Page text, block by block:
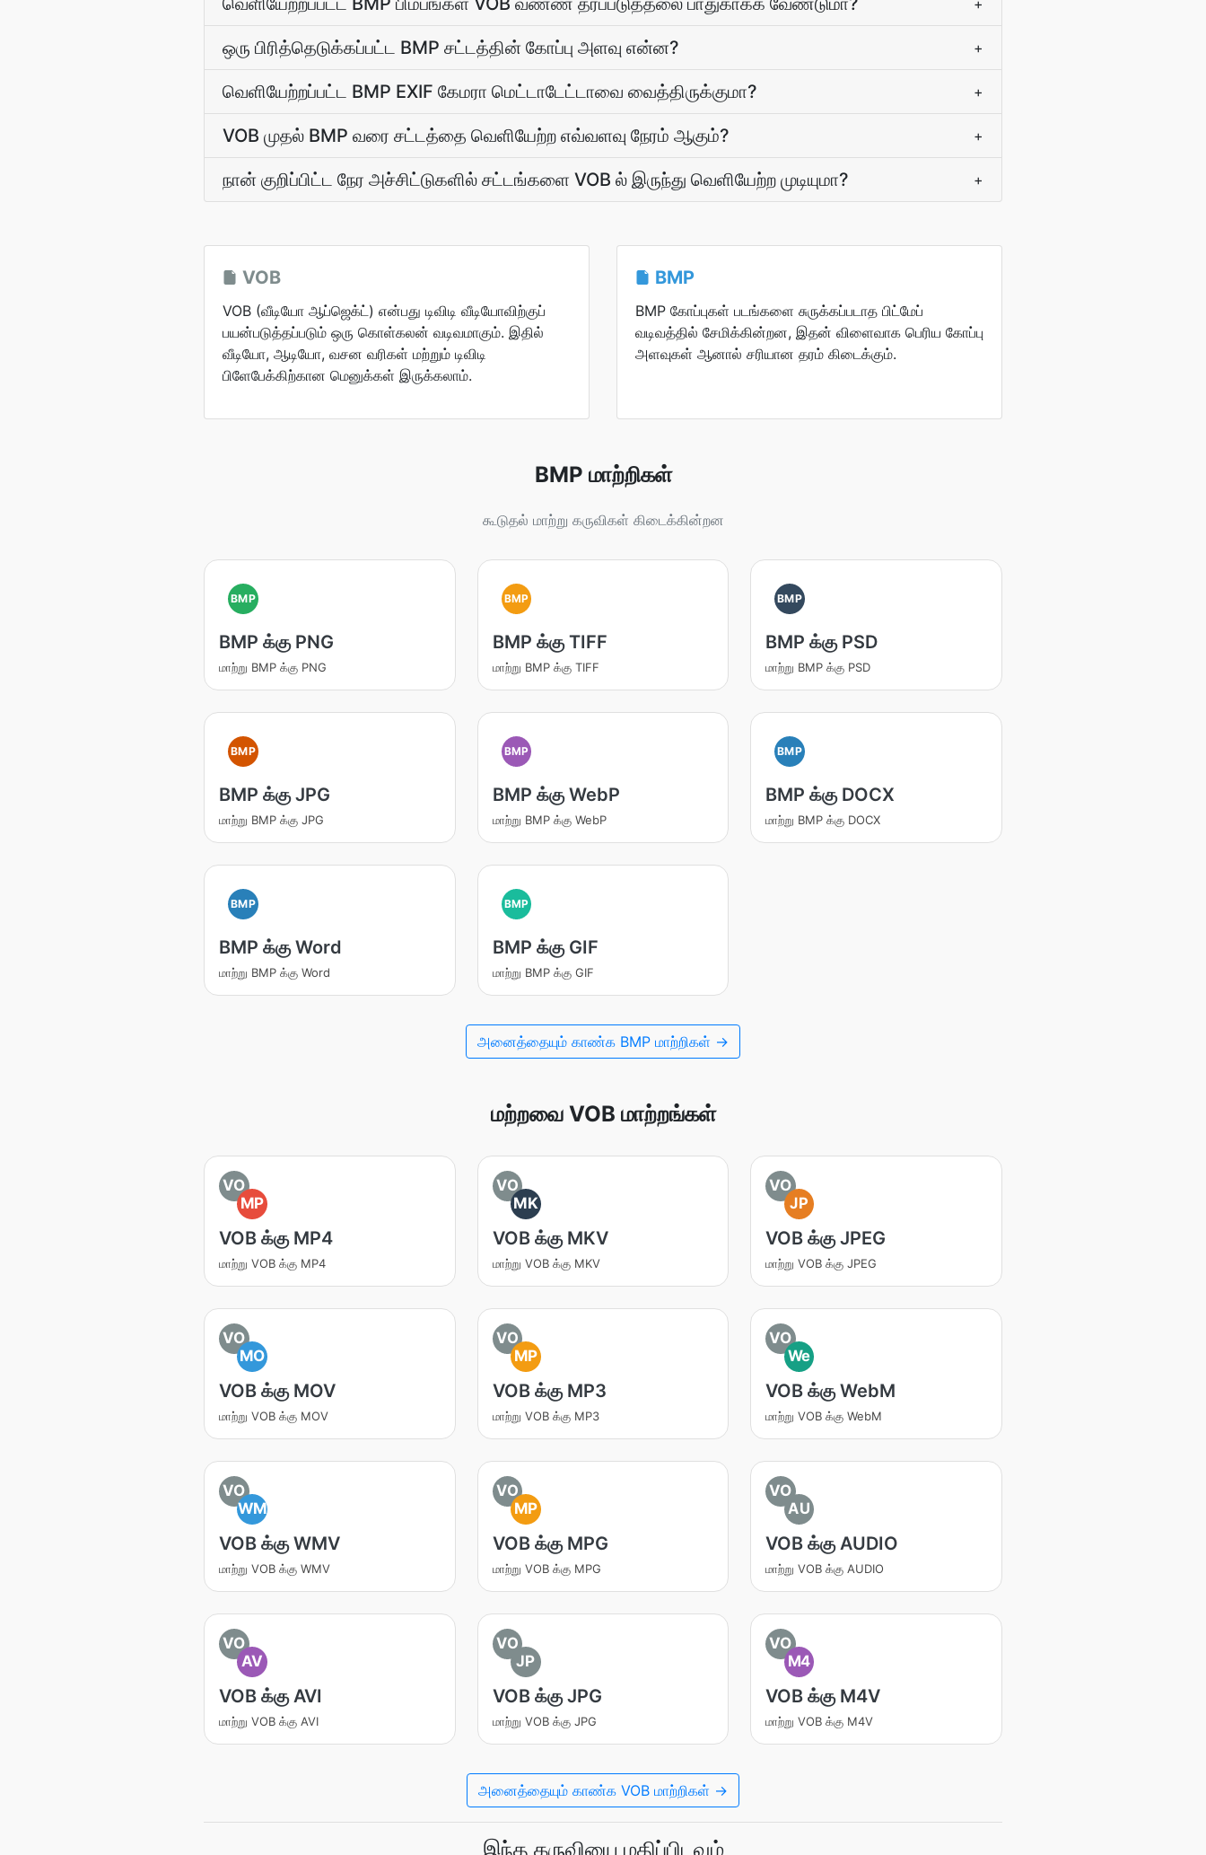
+
ஒரு பிரித்தெடுக்கப்பட்ட BMP சட்டத்தின் கோப்பு அளவு என்ன? +
வெளியேற்றப்பட்ட BMP EXIF கேமரா மெட்டாடேட்டாவை வைத்திருக்குமா? +
VOB முதல் BMP வரை சட்டத்தை வெளியேற்ற எவ்வளவு நேரம் ஆகும்? +
நான் குறிப்பிட்ட நேர அச்சிட்டுகளில் சட்டங்களை VOB ல் இருந்து வெளியேற்ற முடியுமா? +
VOB
VOB (வீடியோ ஆப்ஜெக்ட்) என்பது டிவிடி வீடியோவிற்குப்
பயன்படுத்தப்படும் ஒரு கொள்கலன் வடிவமாகும். இதில்
வீடியோ, ஆடியோ, வசன வரிகள் மற்றும் டிவிடி
பிளேபேக்கிற்கான மெனுக்கள் இருக்கலாம்.
BMP
BMP கோப்புகள் படங்களை சுருக்கப்படாத பிட்மேப்
வடிவத்தில் சேமிக்கின்றன, இதன் விளைவாக பெரிய கோப்பு
அளவுகள் ஆனால் சரியான தரம் கிடைக்கும்.
BMP மாற்றிகள்
கூடுதல் மாற்று கருவிகள் கிடைக்கின்றன
BMP
BMP க்கு PNG
மாற்று BMP க்கு PNG
BMP
BMP க்கு TIFF
மாற்று BMP க்கு TIFF
BMP
BMP க்கு PSD
மாற்று BMP க்கு PSD
BMP
BMP க்கு JPG
மாற்று BMP க்கு JPG
BMP
BMP க்கு WebP
மாற்று BMP க்கு WebP
BMP
BMP க்கு DOCX
மாற்று BMP க்கு DOCX
BMP
BMP க்கு Word
மாற்று BMP க்கு Word
BMP
BMP க்கு GIF
மாற்று BMP க்கு GIF
அனைத்தையும் காண்க BMP மாற்றிகள் →
மற்றவை VOB மாற்றங்கள்
VO
MP
VOB க்கு MP4
மாற்று VOB க்கு MP4
VO
MK
VOB க்கு MKV
மாற்று VOB க்கு MKV
VO
JP
VOB க்கு JPEG
மாற்று VOB க்கு JPEG
VO
MO
VOB க்கு MOV
மாற்று VOB க்கு MOV
VO
MP
VOB க்கு MP3
மாற்று VOB க்கு MP3
VO
We
VOB க்கு WebM
மாற்று VOB க்கு WebM
VO
WM
VOB க்கு WMV
மாற்று VOB க்கு WMV
VO
MP
VOB க்கு MPG
மாற்று VOB க்கு MPG
VO
AU
VOB க்கு AUDIO
மாற்று VOB க்கு AUDIO
VO
AV
VOB க்கு AVI
மாற்று VOB க்கு AVI
VO
JP
VOB க்கு JPG
மாற்று VOB க்கு JPG
VO
M4
VOB க்கு M4V
மாற்று VOB க்கு M4V
அனைத்தையும் காண்க VOB மாற்றிகள் →
இந்த கருவியை மதிப்பிடவும்